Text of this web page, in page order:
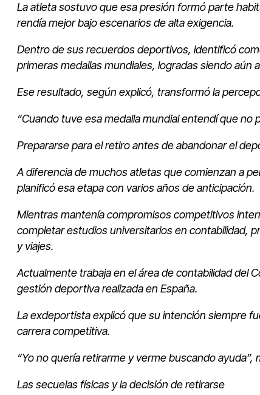
La atleta sostuvo que esa presión formó parte
rendía mejor bajo escenarios de alta exigencia.
Dentro de sus recuerdos deportivos, identificó
primeras medallas mundiales, logradas siendo aún
Ese resultado, según explicó, transformó la
“Cuando tuve esa medalla mundial entendí que no
Prepararse para el retiro antes de abandonar el
A diferencia de muchos atletas que comienzan a
planificó esa etapa con varios años de anticipación.
Mientras mantenía compromisos competitivos
completar estudios universitarios en contabilidad,
y viajes.
Actualmente trabaja en el área de contabilidad del
gestión deportiva realizada en España.
La exdeportista explicó que su intención siempre
carrera competitiva.
“Yo no quería retirarme y verme buscando ayuda”,
Las secuelas físicas y la decisión de retirarse